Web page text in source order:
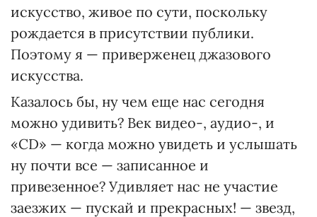
искусство, живое по сути, поскольку
рождается в присутствии публики.
Поэтому я — приверженец джазового
искусства.
Казалось бы, ну чем еще нас сегодня
можно удивить? Век видео-, аудио-, и
«CD» — когда можно увидеть и услышать
ну почти все — записанное и
привезенное? Удивляет нас не участие
заезжих — пускай и прекрасных! — звезд,